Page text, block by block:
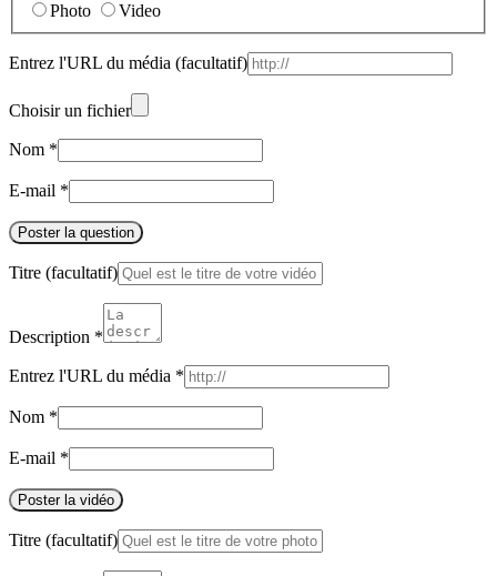
Photo
Video
Entrez l'URL du média (facultatif)
Choisir un fichier
Nom *
E-mail *
Poster la question
Titre (facultatif)
Description *
Entrez l'URL du média *
Nom *
E-mail *
Poster la vidéo
Titre (facultatif)